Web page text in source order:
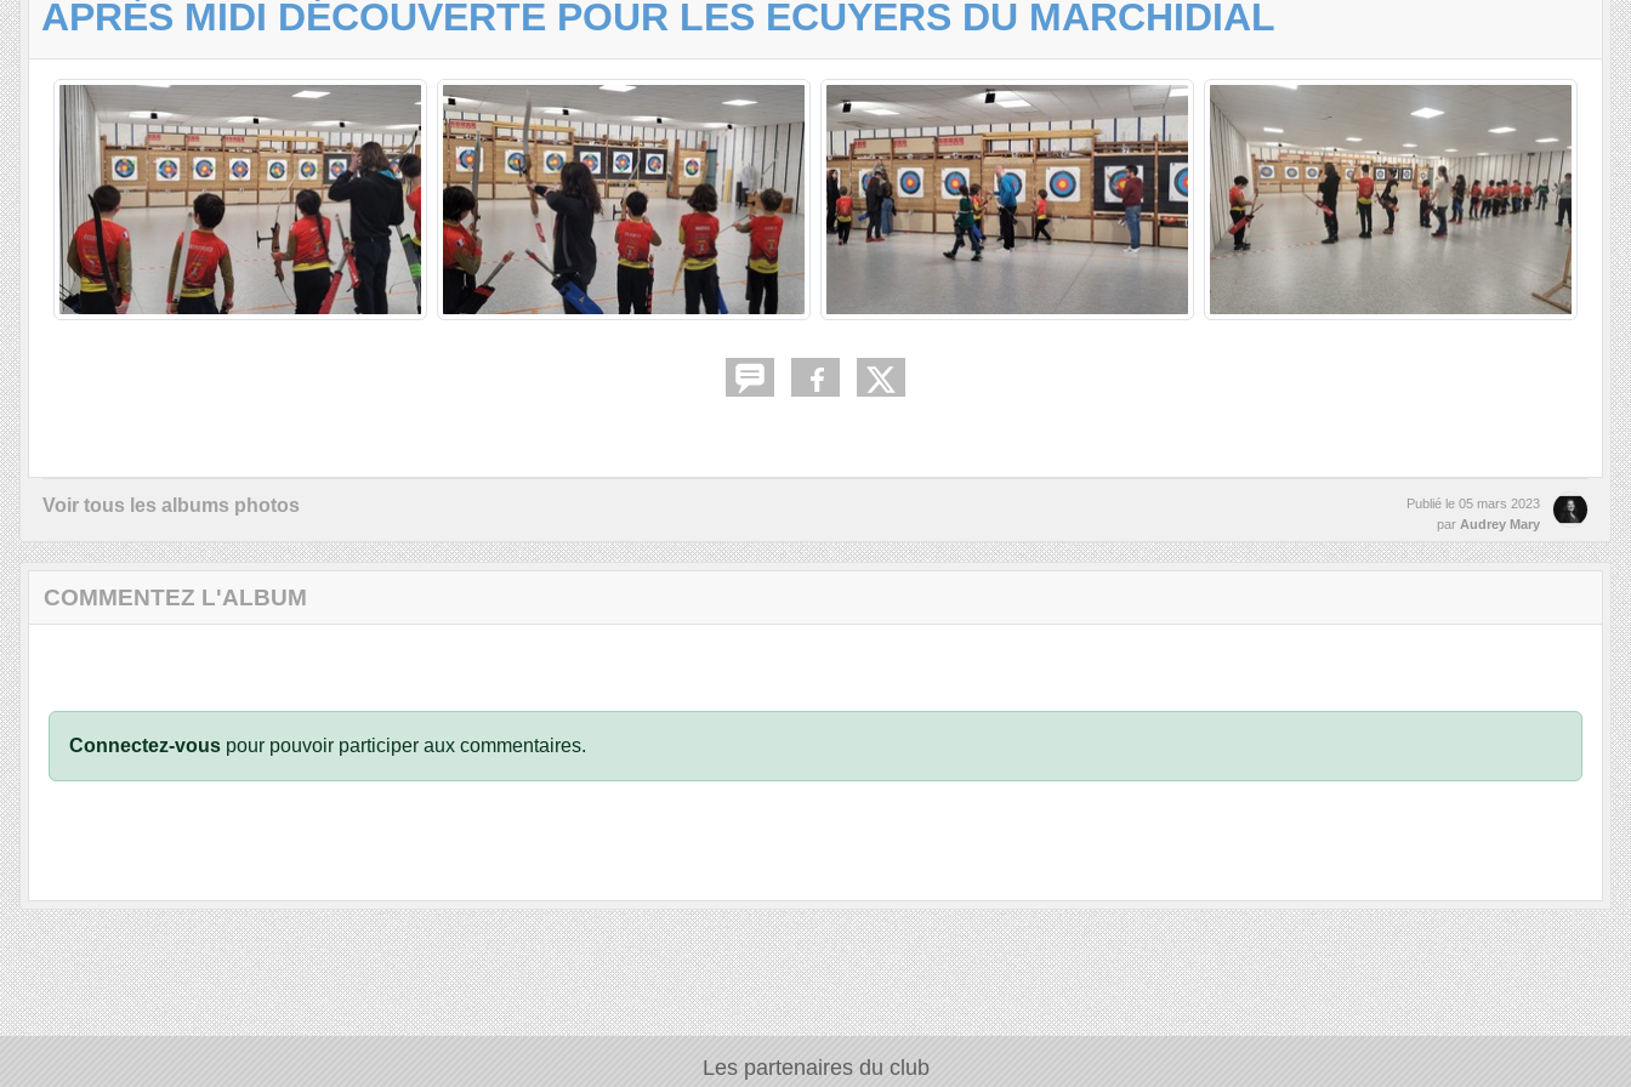
APRÈS MIDI DÉCOUVERTE POUR LES ECUYERS DU MARCHIDIAL
Voir tous les albums photos Publié le 05 mars 2023
par Audrey Mary
COMMENTEZ L'ALBUM
Connectez-vous pour pouvoir participer aux commentaires.
Les partenaires du club